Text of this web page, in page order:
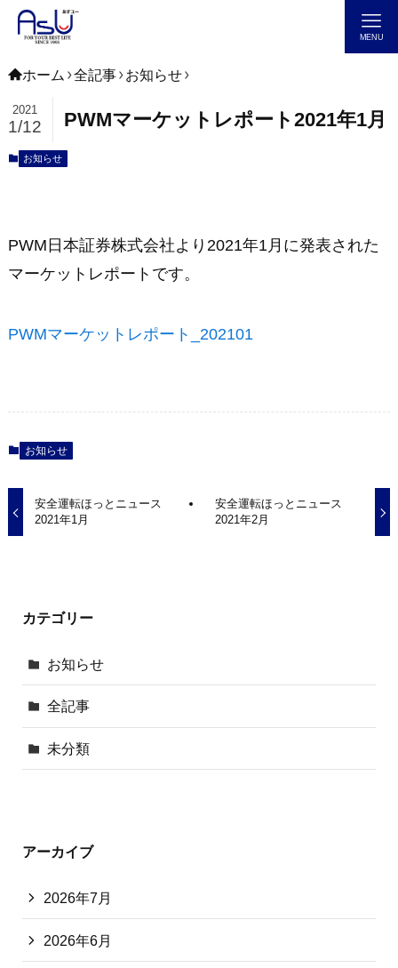
MENU
ホーム 全記事 お知らせ
PWMマーケットレポート2021年1月
2021
1/12
お知らせ
PWM日本証券株式会社より2021年1月に発表された
マーケットレポートです。
PWMマーケットレポート_202101
お知らせ
安全運転ほっとニュース
2021年1月
安全運転ほっとニュース
2021年2月
カテゴリー
お知らせ
全記事
未分類
アーカイブ
2026年7月
2026年6月